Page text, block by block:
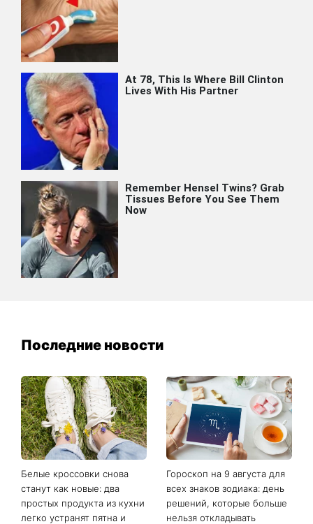
Последние новости
Белые кроссовки снова
станут как новые: два
простых продукта из кухни
легко устранят пятна и
Гороскоп на 9 августа для
всех знаков зодиака: день
решений, которые больше
нельзя откладывать